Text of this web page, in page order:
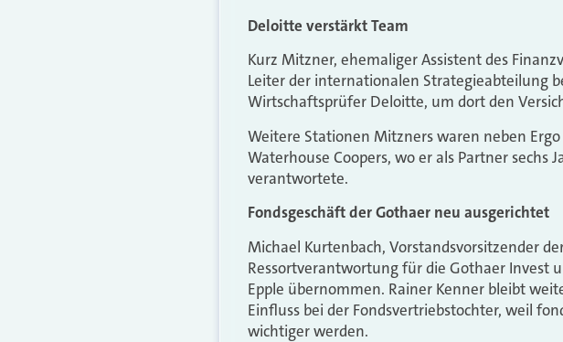
Deloitte verstärkt Team
Kurz Mitzner, ehemaliger Assistent des
Leiter der internationalen Strategieabteilung
Wirtschaftsprüfer Deloitte, um dort den
Weitere Stationen Mitzners waren neben
Waterhouse Coopers, wo er als Partner sechs
verantwortete.
Fondsgeschäft der Gothaer neu ausgerichtet
Michael Kurtenbach, Vorstandsvorsitzender
Ressortverantwortung für die Gothaer Invest
Epple übernommen. Rainer Kenner bleibt
Einfluss bei der Fondsvertriebstochter, weil
wichtiger werden.